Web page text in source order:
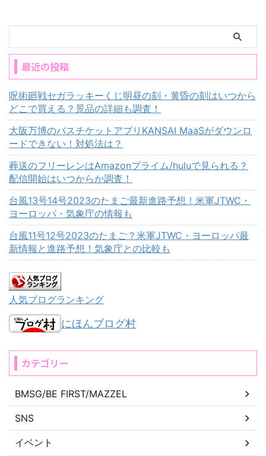
最近の投稿
呪術廻戦セガラッキーくじ明昼の刻・黄昏の刻はいつから
どこで買える？景品の詳細も調査！
大阪万博のバスチケットアプリKANSAI MaaSがダウンロ
ードできない！対処法は？
葬送のフリーレンはAmazonプライム/huluで見られる？
配信開始はいつからか調査！
台風13号14号2023のたまご最新進路予想！米軍JTWC・
ヨーロッパ・気象庁の情報も
台風11号12号2023のたまご？米軍JTWC・ヨーロッパ最
新情報と進路予想！気象庁との比較も
人気ブログランキング
にほんブログ村
カテゴリー
BMSG/BE FIRST/MAZZEL
SNS
イベント